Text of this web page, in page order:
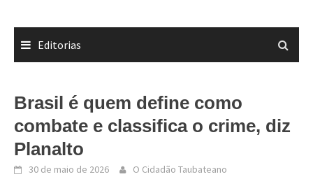
Editorias
Brasil é quem define como
combate e classifica o crime, diz
Planalto
30 de maio de 2026 O Cidadão Taubateano